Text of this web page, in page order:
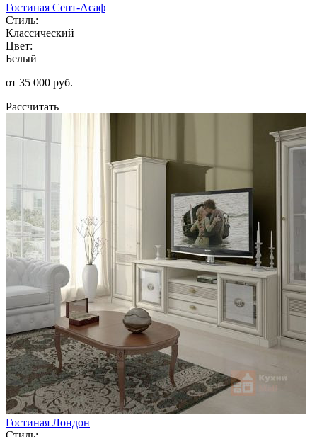
Гостиная Сент-Асаф
Стиль:
Классический
Цвет:
Белый
от 35 000 руб.
Рассчитать
Гостиная Лондон